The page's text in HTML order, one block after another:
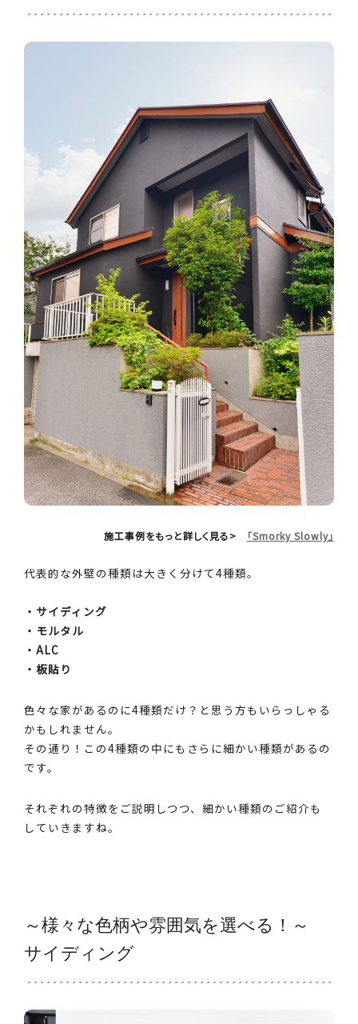
施工事例をもっと詳しく見る> 「Smorky Slowly」
代表的な外壁の種類は大きく分けて4種類。
・サイディング
・モルタル
・ALC
・板貼り
色々な家があるのに4種類だけ？と思う方もいらっしゃる
かもしれません。
その通り！この4種類の中にもさらに細かい種類があるの
です。
それぞれの特徴をご説明しつつ、細かい種類のご紹介も
していきますね。
～様々な色柄や雰囲気を選べる！～
サイディング